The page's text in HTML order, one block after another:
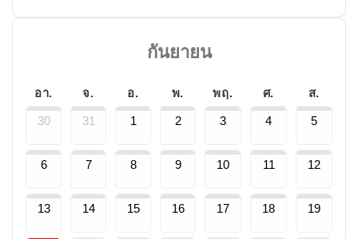
กันยายน
อา. จ. อ. พ. พฤ. ศ. ส.
30 31 1 2 3 4 5
6 7 8 9 10 11 12
13 14 15 16 17 18 19